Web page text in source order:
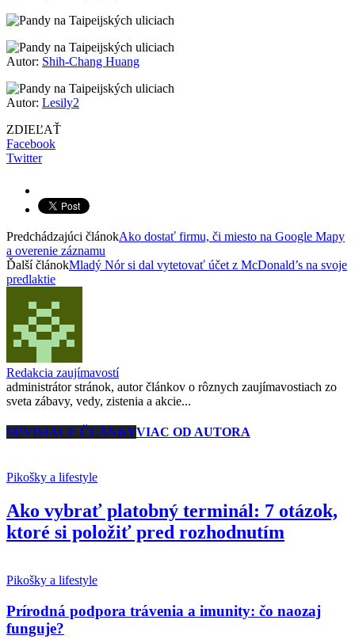
Autor: Shih-Chang Huang
Autor: Lesily2
ZDIEĽAŤ
Facebook
Twitter
Predchádzajúci článokAko dostať firmu, či miesto na Google Mapy
a overenie záznamu
Ďalší článokMladý Nór si dal vytetovať účet z McDonald’s na svoje
predlaktie
Redakcia zaujímavostí
administrátor stránok, autor článkov o rôznych zaujímavostiach zo
sveta zábavy, vedy, zistenia a akcie...
SÚVISIACE ČLÁNKYVIAC OD AUTORA
Pikošky a lifestyle
Ako vybrať platobný terminál: 7 otázok,
ktoré si položiť pred rozhodnutím
Pikošky a lifestyle
Prírodná podpora trávenia a imunity: čo naozaj
funguje?